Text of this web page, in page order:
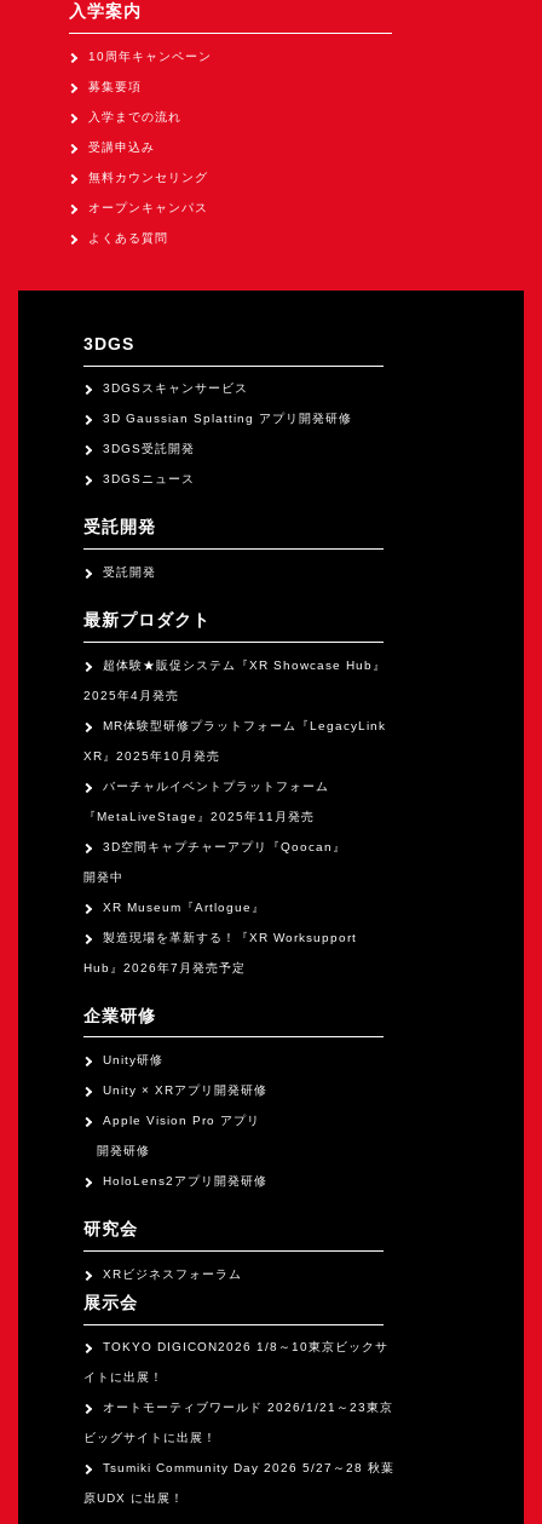
《求人》
求人申込み
入学案内
10周年キャンペーン
募集要項
入学までの流れ
受講申込み
無料カウンセリング
オープンキャンパス
よくある質問
3DGS
3DGSスキャンサービス
3D Gaussian Splatting アプリ開発研修
3DGS受託開発
3DGSニュース
受託開発
受託開発
最新プロダクト
超体験★販促システム『XR Showcase Hub』
2025年4月発売
MR体験型研修プラットフォーム『LegacyLink
XR』2025年10月発売
バーチャルイベントプラットフォーム
『MetaLiveStage』2025年11月発売
3D空間キャプチャーアプリ『Qoocan』
開発中
XR Museum『Artlogue』
製造現場を革新する！『XR Worksupport
Hub』2026年7月発売予定
企業研修
Unity研修
Unity × XRアプリ開発研修
Apple Vision Pro アプリ
開発研修
HoloLens2アプリ開発研修
研究会
XRビジネスフォーラム
展示会
TOKYO DIGICON2026 1/8～10東京ビックサ
イトに出展！
オートモーティブワールド 2026/1/21～23東京
ビッグサイトに出展！
Tsumiki Community Day 2026 5/27～28 秋葉
原UDX に出展！